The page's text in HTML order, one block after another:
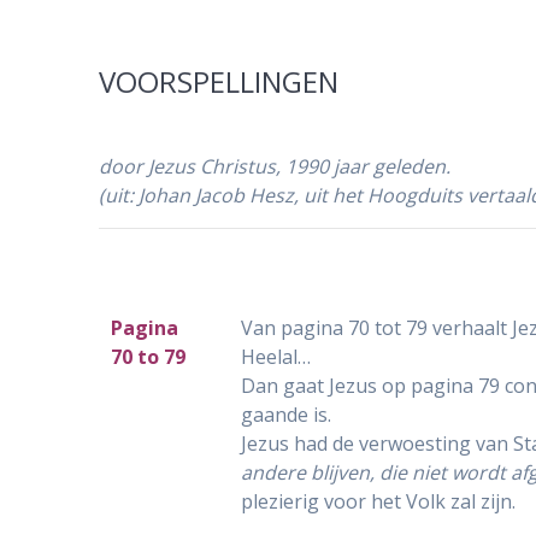
VOORSPELLINGEN
door Jezus Christus, 1990 jaar geleden.
(uit: Johan Jacob Hesz, uit het Hoogduits
Pagina
70 to 79
Van pagina 70 tot 79 verhaalt
Heelal…
Dan gaat Jezus op pagina 79
gaande is.
Jezus had de verwoesting van
andere blijven, die niet wordt
plezierig voor het Volk zal zijn.